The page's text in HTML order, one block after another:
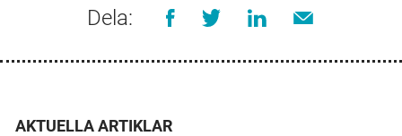
Dela:
AKTUELLA ARTIKLAR